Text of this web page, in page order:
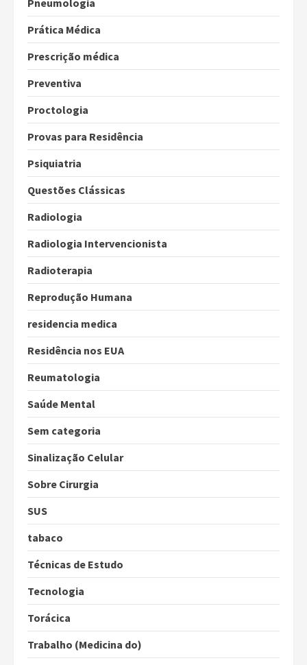
Pneumologia
Prática Médica
Prescrição médica
Preventiva
Proctologia
Provas para Residência
Psiquiatria
Questões Clássicas
Radiologia
Radiologia Intervencionista
Radioterapia
Reprodução Humana
residencia medica
Residência nos EUA
Reumatologia
Saúde Mental
Sem categoria
Sinalização Celular
Sobre Cirurgia
SUS
tabaco
Técnicas de Estudo
Tecnologia
Torácica
Trabalho (Medicina do)